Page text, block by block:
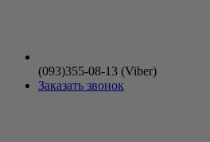
(093)355-08-13 (Viber)
Заказать звонок